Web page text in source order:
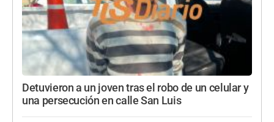
Detuvieron a un joven tras el robo de un celular y
una persecución en calle San Luis